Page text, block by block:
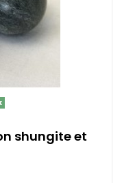
shungite et